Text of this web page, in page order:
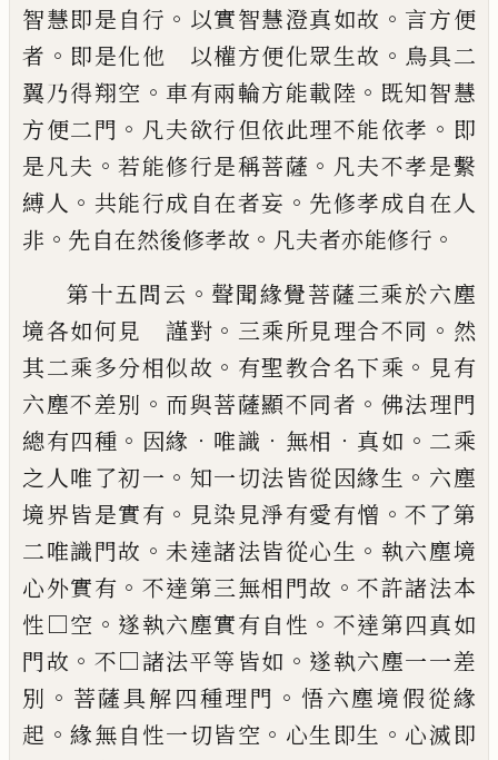
智慧即是自行 。 以實智慧澄真如故 。 言方便
者 。 即是化他 以權方便化眾生故 。 鳥具二
翼乃得翔空 。 車有兩輪方能載陸 。 既知智慧
方便二門 。 凡夫欲行但依此理不能依孝 。 即
是凡夫 。若能修行是稱菩薩 。 凡夫不孝是繫
縛人 。 共能行成自在者妄 。 先修孝成自在人
非 。 先自在然後修孝故 。 凡夫者亦能修行 。
第十五問云 。 聲聞緣覺菩薩三乘於六塵
境各如何見 謹對 。 三乘所見理合不同 。 然
其二乘多分相似故 。 有聖教合名下乘 。 見有
六塵不差別 。 而與菩薩顯不同者 。 佛法理門
總有四種 。 因緣 ． 唯識 ． 無相 ． 真如 。 二乘
之人唯了初一 。 知一切法皆從因緣生 。 六塵
境界皆是實有 。 見染見淨有愛有憎 。不了第
二唯識門故 。 未達諸法皆從心生 。 執六塵境
心外實有 。 不達第三無相門故 。不許諸法本
性□空 。 遂執六塵實有自性 。 不達第四真如
門故 。 不□諸法平等皆如 。 遂執六塵一一差
別 。 菩薩具解四種理門 。 悟六塵境假從緣
起 。 緣無自性一切皆空 。 心生即生 。 心滅即